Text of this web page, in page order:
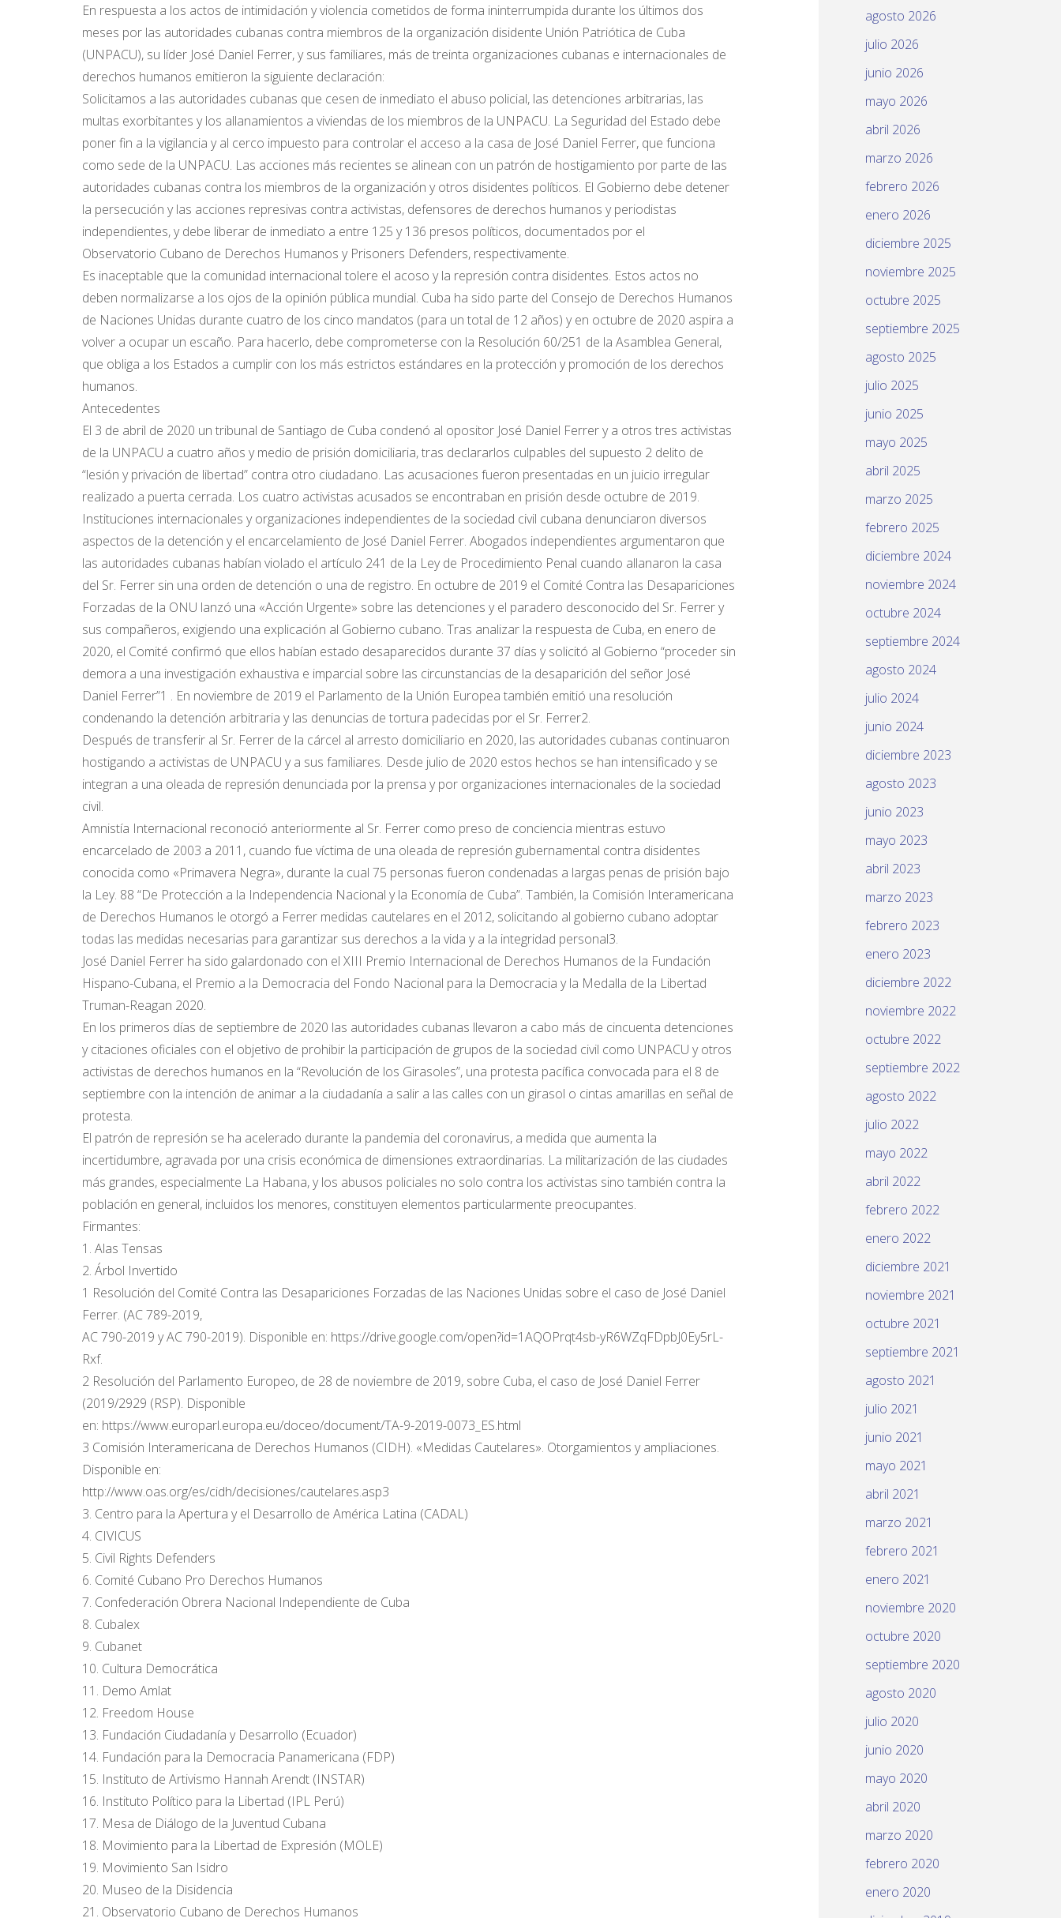
En respuesta a los actos de intimidación y violencia cometidos de forma ininterrumpida durante los últimos dos
meses por las autoridades cubanas contra miembros de la organización disidente Unión Patriótica de Cuba
(UNPACU), su líder José Daniel Ferrer, y sus familiares, más de treinta organizaciones cubanas e internacionales de
derechos humanos emitieron la siguiente declaración:
Solicitamos a las autoridades cubanas que cesen de inmediato el abuso policial, las detenciones arbitrarias, las
multas exorbitantes y los allanamientos a viviendas de los miembros de la UNPACU. La Seguridad del Estado debe
poner fin a la vigilancia y al cerco impuesto para controlar el acceso a la casa de José Daniel Ferrer, que funciona
como sede de la UNPACU. Las acciones más recientes se alinean con un patrón de hostigamiento por parte de las
autoridades cubanas contra los miembros de la organización y otros disidentes políticos. El Gobierno debe detener
la persecución y las acciones represivas contra activistas, defensores de derechos humanos y periodistas
independientes, y debe liberar de inmediato a entre 125 y 136 presos políticos, documentados por el
Observatorio Cubano de Derechos Humanos y Prisoners Defenders, respectivamente.
Es inaceptable que la comunidad internacional tolere el acoso y la represión contra disidentes. Estos actos no
deben normalizarse a los ojos de la opinión pública mundial. Cuba ha sido parte del Consejo de Derechos Humanos
de Naciones Unidas durante cuatro de los cinco mandatos (para un total de 12 años) y en octubre de 2020 aspira a
volver a ocupar un escaño. Para hacerlo, debe comprometerse con la Resolución 60/251 de la Asamblea General,
que obliga a los Estados a cumplir con los más estrictos estándares en la protección y promoción de los derechos
humanos.
Antecedentes
El 3 de abril de 2020 un tribunal de Santiago de Cuba condenó al opositor José Daniel Ferrer y a otros tres activistas
de la UNPACU a cuatro años y medio de prisión domiciliaria, tras declararlos culpables del supuesto 2 delito de
“lesión y privación de libertad” contra otro ciudadano. Las acusaciones fueron presentadas en un juicio irregular
realizado a puerta cerrada. Los cuatro activistas acusados se encontraban en prisión desde octubre de 2019.
Instituciones internacionales y organizaciones independientes de la sociedad civil cubana denunciaron diversos
aspectos de la detención y el encarcelamiento de José Daniel Ferrer. Abogados independientes argumentaron que
las autoridades cubanas habían violado el artículo 241 de la Ley de Procedimiento Penal cuando allanaron la casa
del Sr. Ferrer sin una orden de detención o una de registro. En octubre de 2019 el Comité Contra las Desapariciones
Forzadas de la ONU lanzó una «Acción Urgente» sobre las detenciones y el paradero desconocido del Sr. Ferrer y
sus compañeros, exigiendo una explicación al Gobierno cubano. Tras analizar la respuesta de Cuba, en enero de
2020, el Comité confirmó que ellos habían estado desaparecidos durante 37 días y solicitó al Gobierno “proceder sin
demora a una investigación exhaustiva e imparcial sobre las circunstancias de la desaparición del señor José
Daniel Ferrer”1 . En noviembre de 2019 el Parlamento de la Unión Europea también emitió una resolución
condenando la detención arbitraria y las denuncias de tortura padecidas por el Sr. Ferrer2.
Después de transferir al Sr. Ferrer de la cárcel al arresto domiciliario en 2020, las autoridades cubanas continuaron
hostigando a activistas de UNPACU y a sus familiares. Desde julio de 2020 estos hechos se han intensificado y se
integran a una oleada de represión denunciada por la prensa y por organizaciones internacionales de la sociedad
civil.
Amnistía Internacional reconoció anteriormente al Sr. Ferrer como preso de conciencia mientras estuvo
encarcelado de 2003 a 2011, cuando fue víctima de una oleada de represión gubernamental contra disidentes
conocida como «Primavera Negra», durante la cual 75 personas fueron condenadas a largas penas de prisión bajo
la Ley. 88 “De Protección a la Independencia Nacional y la Economía de Cuba”. También, la Comisión Interamericana
de Derechos Humanos le otorgó a Ferrer medidas cautelares en el 2012, solicitando al gobierno cubano adoptar
todas las medidas necesarias para garantizar sus derechos a la vida y a la integridad personal3.
José Daniel Ferrer ha sido galardonado con el XIII Premio Internacional de Derechos Humanos de la Fundación
Hispano-Cubana, el Premio a la Democracia del Fondo Nacional para la Democracia y la Medalla de la Libertad
Truman-Reagan 2020.
En los primeros días de septiembre de 2020 las autoridades cubanas llevaron a cabo más de cincuenta detenciones
y citaciones oficiales con el objetivo de prohibir la participación de grupos de la sociedad civil como UNPACU y otros
activistas de derechos humanos en la “Revolución de los Girasoles”, una protesta pacífica convocada para el 8 de
septiembre con la intención de animar a la ciudadanía a salir a las calles con un girasol o cintas amarillas en señal de
protesta.
El patrón de represión se ha acelerado durante la pandemia del coronavirus, a medida que aumenta la
incertidumbre, agravada por una crisis económica de dimensiones extraordinarias. La militarización de las ciudades
más grandes, especialmente La Habana, y los abusos policiales no solo contra los activistas sino también contra la
población en general, incluidos los menores, constituyen elementos particularmente preocupantes.
Firmantes:
1. Alas Tensas
2. Árbol Invertido
1 Resolución del Comité Contra las Desapariciones Forzadas de las Naciones Unidas sobre el caso de José Daniel
Ferrer. (AC 789-2019,
AC 790-2019 y AC 790-2019). Disponible en: https://drive.google.com/open?id=1AQOPrqt4sb-yR6WZqFDpbJ0Ey5rL-
Rxf.
2 Resolución del Parlamento Europeo, de 28 de noviembre de 2019, sobre Cuba, el caso de José Daniel Ferrer
(2019/2929 (RSP). Disponible
en: https://www.europarl.europa.eu/doceo/document/TA-9-2019-0073_ES.html
3 Comisión Interamericana de Derechos Humanos (CIDH). «Medidas Cautelares». Otorgamientos y ampliaciones.
Disponible en:
http://www.oas.org/es/cidh/decisiones/cautelares.asp3
3. Centro para la Apertura y el Desarrollo de América Latina (CADAL)
4. CIVICUS
5. Civil Rights Defenders
6. Comité Cubano Pro Derechos Humanos
7. Confederación Obrera Nacional Independiente de Cuba
8. Cubalex
9. Cubanet
10. Cultura Democrática
11. Demo Amlat
12. Freedom House
13. Fundación Ciudadanía y Desarrollo (Ecuador)
14. Fundación para la Democracia Panamericana (FDP)
15. Instituto de Artivismo Hannah Arendt (INSTAR)
16. Instituto Político para la Libertad (IPL Perú)
17. Mesa de Diálogo de la Juventud Cubana
18. Movimiento para la Libertad de Expresión (MOLE)
19. Movimiento San Isidro
20. Museo de la Disidencia
21. Observatorio Cubano de Derechos Humanos
agosto 2026
julio 2026
junio 2026
mayo 2026
abril 2026
marzo 2026
febrero 2026
enero 2026
diciembre 2025
noviembre 2025
octubre 2025
septiembre 2025
agosto 2025
julio 2025
junio 2025
mayo 2025
abril 2025
marzo 2025
febrero 2025
diciembre 2024
noviembre 2024
octubre 2024
septiembre 2024
agosto 2024
julio 2024
junio 2024
diciembre 2023
agosto 2023
junio 2023
mayo 2023
abril 2023
marzo 2023
febrero 2023
enero 2023
diciembre 2022
noviembre 2022
octubre 2022
septiembre 2022
agosto 2022
julio 2022
mayo 2022
abril 2022
febrero 2022
enero 2022
diciembre 2021
noviembre 2021
octubre 2021
septiembre 2021
agosto 2021
julio 2021
junio 2021
mayo 2021
abril 2021
marzo 2021
febrero 2021
enero 2021
noviembre 2020
octubre 2020
septiembre 2020
agosto 2020
julio 2020
junio 2020
mayo 2020
abril 2020
marzo 2020
febrero 2020
enero 2020